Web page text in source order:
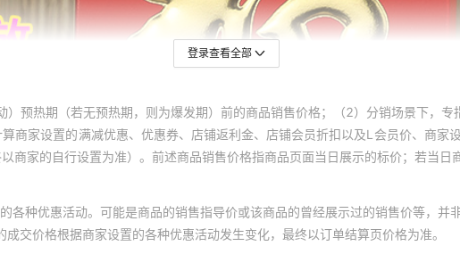
登录查看全部
预热期（若无预热期，则为爆发期）前的商品销售价格；（2）分销场景下，
商家设置的满减优惠、优惠券、店铺返利金、店铺会员折扣以及L会员价、商
家的自行设置为准）。前述商品销售价格指商品页面当日展示的标价；若当日
种优惠活动。可能是商品的销售指导价或该商品的曾经展示过的销售价等，并
交价格根据商家设置的各种优惠活动发生变化，最终以订单结算页价格为准。